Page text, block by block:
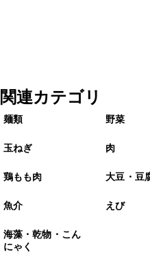
関連カテゴリ
麺類 野菜
玉ねぎ 肉
鶏もも肉 大豆・豆
魚介 えび
海藻・乾物・こん
にゃく